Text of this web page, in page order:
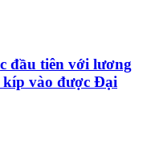
đầu tiên với lương
kíp vào được Đại